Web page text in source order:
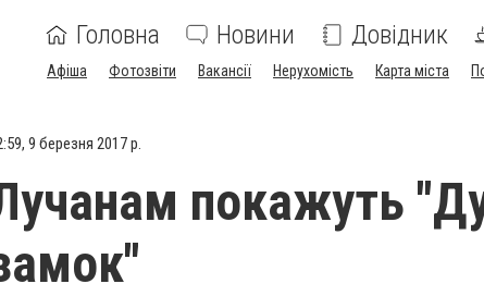
Головна Новини Довідник
Афіша Фотозвіти Вакансії Нерухомість Карта міста
9 березня 2017 р.
покажуть